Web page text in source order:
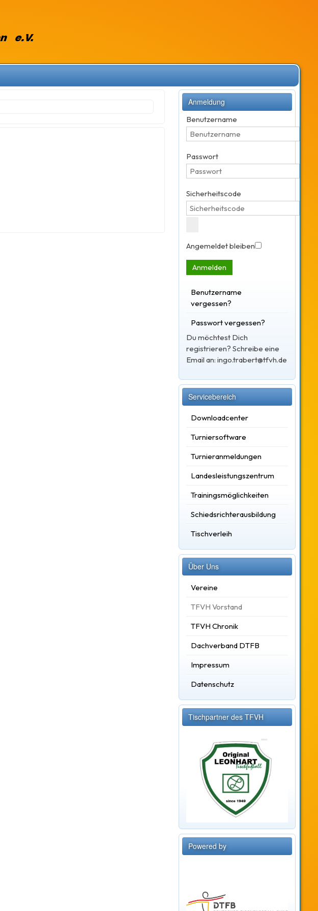
Anmeldung
Benutzername
Passwort
Sicherheitscode
Angemeldet bleiben
Anmelden
Benutzername
vergessen?
Passwort vergessen?
Du möchtest Dich
registrieren? Schreibe eine
Email an: ingo.trabert@tfvh.de
Servicebereich
Downloadcenter
Turniersoftware
Turnieranmeldungen
Landesleistungszentrum
Trainingsmöglichkeiten
Schiedsrichterausbildung
Tischverleih
Über Uns
Vereine
TFVH Vorstand
TFVH Chronik
Dachverband DTFB
Impressum
Datenschutz
Tischpartner des TFVH
Powered by